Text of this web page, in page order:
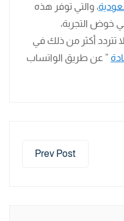
، والتي توفر هذه
خوض التجربة،
تتردد أكثر من ذلك في
” عن طريق الواتساب
Prev Post